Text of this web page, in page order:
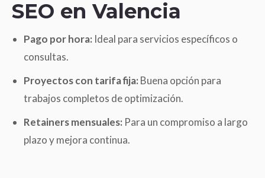
SEO en Valencia
Pago por hora: Ideal para servicios específicos o
consultas.
Proyectos con tarifa fija: Buena opción para
trabajos completos de optimización.
Retainers mensuales: Para un compromiso a largo
plazo y mejora continua.